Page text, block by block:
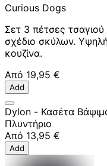
Curious Dogs
Σετ 3 πέτσες
σχέδιο σκύλων.
κουζίνα.
Από 19,95 €
Add
Dylon - Κασέτα
Πλυντήριο
Από 13,95 €
Add